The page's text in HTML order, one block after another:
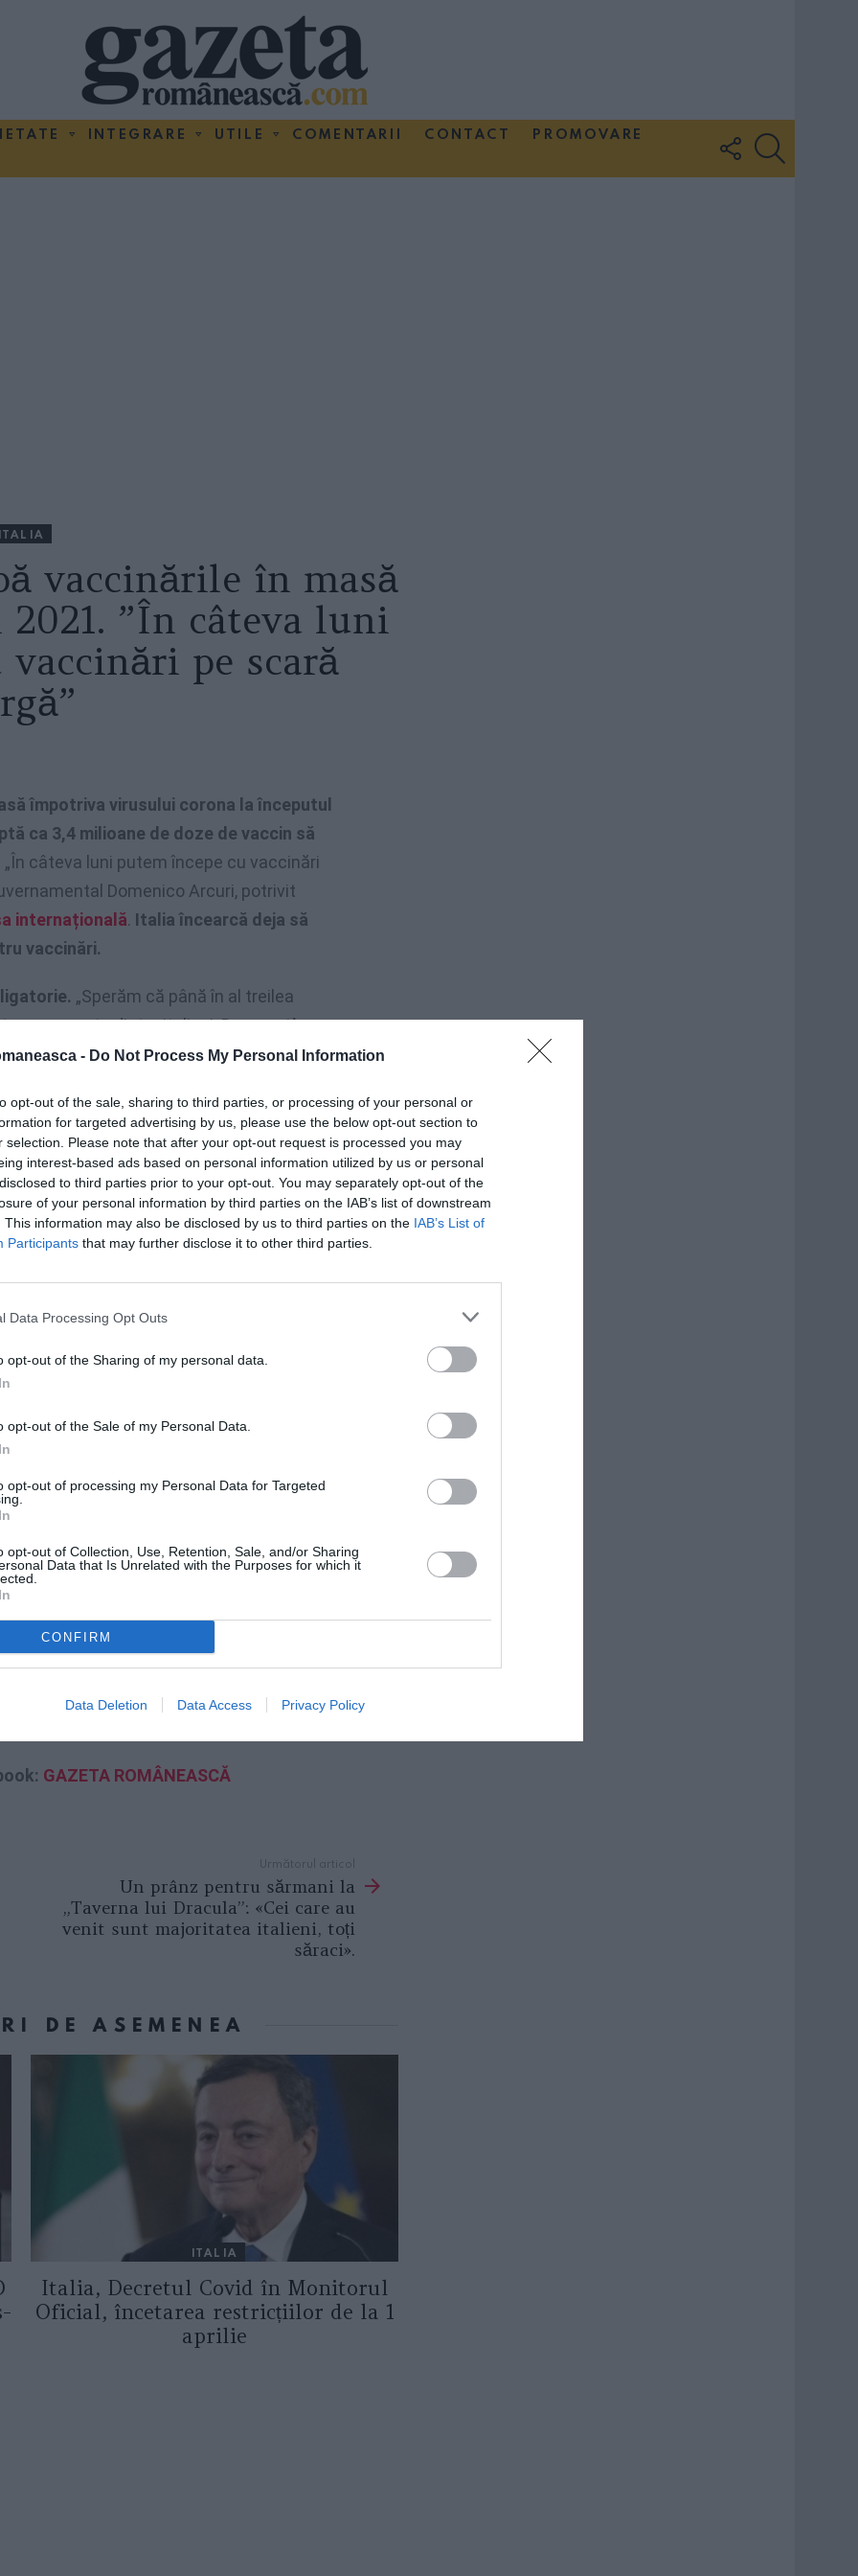
- Do Not Process My Personal Information
opt-out of the sale, sharing to third parties, or processing of your personal or
for targeted advertising by us, please use the below opt-out section to
selection. Please note that after your opt-out request is processed you may
interest-based ads based on personal information utilized by us or personal
to third parties prior to your opt-out. You may separately opt-out of the
of your personal information by third parties on the IAB’s list of downstream
This information may also be disclosed by us to third parties on the IAB’s List of
Participants that may further disclose it to other third parties.
Data Processing Opt Outs
opt-out of the Sharing of my personal data.
opt-out of the Sale of my Personal Data.
opt-out of processing my Personal Data for Targeted
opt-out of Collection, Use, Retention, Sale, and/or Sharing
Data that Is Unrelated with the Purposes for which it
CONFIRM
Data Deletion Data Access Privacy Policy
INTEGRARE UTILE COMENTARII CONTACT
PROMOVARE
FOLLOW
US
ITALIA
vaccinările în masă
”În câteva luni
pe scară
împotriva virusului corona la începutul
ca 3,4 milioane de doze de vaccin să
„În câteva luni putem începe cu vaccinări
Domenico Arcuri, potrivit
internațională. Italia încearcă deja să
vaccinări.
„Sperăm că până în al treilea
o mare parte dintre italieni.Dar nu știm
Arcuri. Este planificată o platformă
vaccinați. Persoanele vaccinate ar trebui
Arcuri.
să fie mărite
guvernamentale stricte CoV arată
infectați crește mai puțin decât în
numărul de locuri în unitățile de terapie
11.200.
coronavirus a crescut în ultimele 24 de
34.283 la 36.176. Au fost raportate 653
a declarat Ministerul Sănătății. Astfel,
februarie, 47.870 de persoane au murit cu
GAZETA ROMÂNEASCĂ
Următorul articol
Un prânz pentru sărmani la
„Taverna lui Dracula”: «Cei care au
venit sunt majoritatea italieni, toți
săraci».
DE ASEMENEA
ITALIA
Italia, Decretul Covid în Monitorul
Oficial, încetarea restricțiilor de la 1
aprilie